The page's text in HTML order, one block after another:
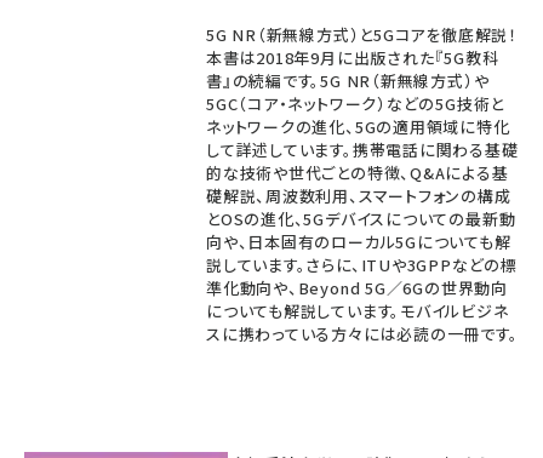
5G NR（新無線方式）と5Gコアを徹底解説！
本書は2018年9月に出版された『5G教科
書』の続編です。5G NR（新無線方式）や
5GC（コア・ネットワーク）などの5G技術と
ネットワークの進化、5Gの適用領域に特化
して詳述しています。携帯電話に関わる基礎
的な技術や世代ごとの特徴、Q&Aによる基
礎解説、周波数利用、スマートフォンの構成
とOSの進化、5Gデバイスについての最新動
向や、日本固有のローカル5Gについても解
説しています。さらに、ITUや3GPPなどの標
準化動向や、Beyond 5G／6Gの世界動向
についても解説しています。モバイルビジネ
スに携わっている方々には必読の一冊です。